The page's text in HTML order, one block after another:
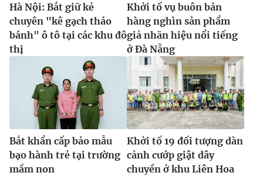
Hà Nội: Bắt giữ kẻ
chuyên "kê gạch tháo
bánh" ô tô tại các khu đô
thị
Khởi tố vụ buôn bán
hàng nghìn sản phẩm
giả nhãn hiệu nổi tiếng
ở Đà Nẵng
Bắt khẩn cấp bảo mẫu
bạo hành trẻ tại trường
mầm non
Khởi tố 19 đối tượng dàn
cảnh cướp giật dây
chuyền ở khu Liên Hoa